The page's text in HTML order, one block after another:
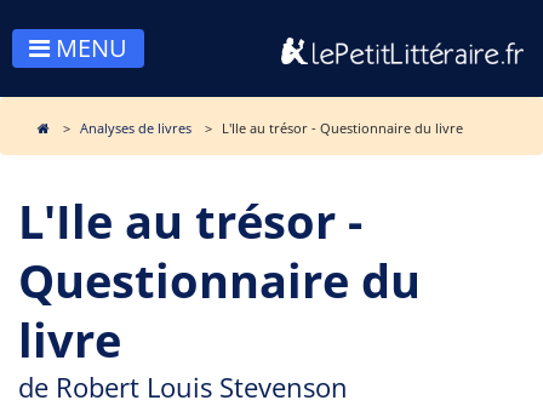
MENU
Analyses de livres L'Ile au trésor - Questionnaire du livre
L'Ile au trésor -
Questionnaire du
livre
de Robert Louis Stevenson